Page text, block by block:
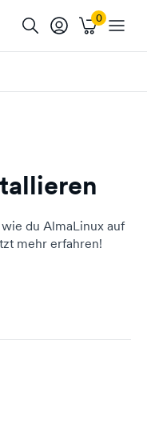
du AlmaLinux auf
mehr erfahren!